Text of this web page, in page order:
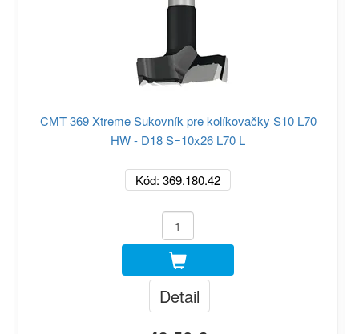
CMT 369 Xtreme Sukovník pre kolíkovačky S10 L70
HW - D18 S=10x26 L70 L
Kód: 369.180.42
Detail